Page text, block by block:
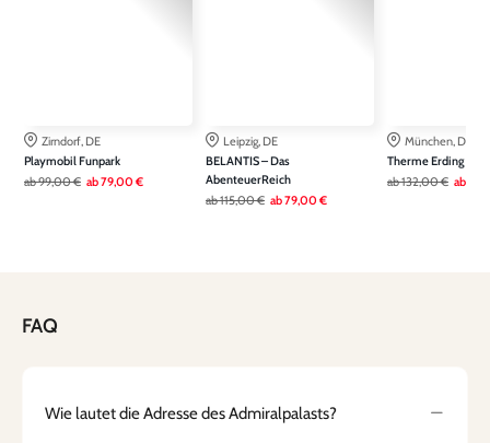
Zirndorf, DE
Playmobil Funpark
ab99,00 € ab79,00 €
Leipzig, DE
BELANTIS – Das
AbenteuerReich
ab115,00 € ab79,00 €
München, DE
Therme Erding
ab132,00 € ab
FAQ
Wie lautet die Adresse des Admiralpalasts?